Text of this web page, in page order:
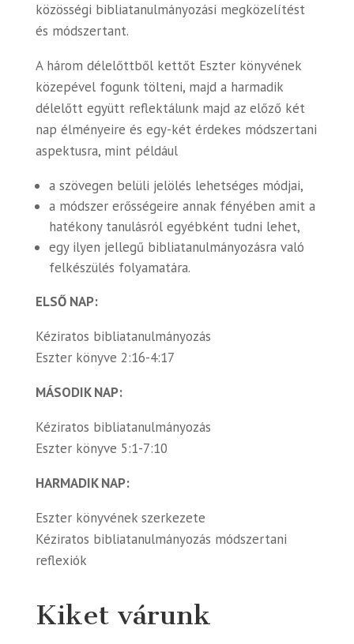
közösségi bibliatanulmányozási megközelítést
és módszertant.
A három délelőttből kettőt Eszter könyvének
közepével fogunk tölteni, majd a harmadik
délelőtt együtt reflektálunk majd az előző két
nap élményeire és egy-két érdekes módszertani
aspektusra, mint például
a szövegen belüli jelölés lehetséges módjai,
a módszer erősségeire annak fényében amit a
hatékony tanulásról egyébként tudni lehet,
egy ilyen jellegű bibliatanulmányozásra való
felkészülés folyamatára.
ELSŐ NAP:
Kéziratos bibliatanulmányozás
Eszter könyve 2:16-4:17
MÁSODIK NAP:
Kéziratos bibliatanulmányozás
Eszter könyve 5:1-7:10
HARMADIK NAP:
Eszter könyvének szerkezete
Kéziratos bibliatanulmányozás módszertani
reflexiók
Kiket várunk